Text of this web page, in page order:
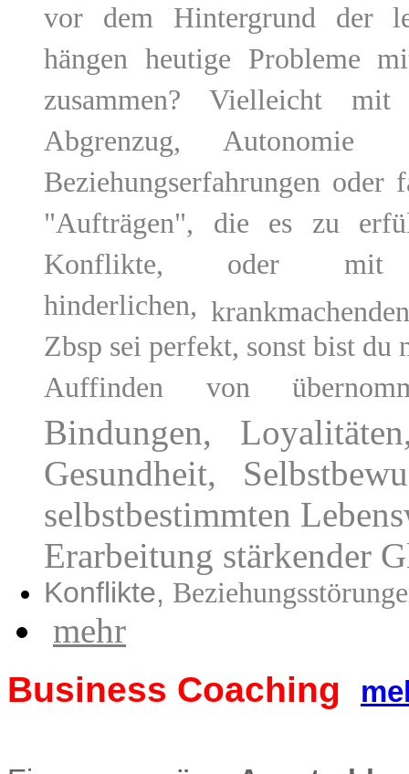
vor dem Hintergrund der
hängen heutige Probleme
zusammen? Vielleicht
Abgrenzug,
Beziehungserfahrungen
"Aufträgen", die es zu
Konflikte, oder mit
hinderlichen,
Zbsp sei perfekt, sonst bist du
Auffinden von
Bindungen,
Gesundheit,
selbstbestimmten
Erarbeitung stärkender
Konflikte,
mehr
Business Coaching